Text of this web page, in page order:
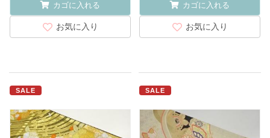
カゴに入れる
お気に入り
カゴに入れる
お気に入り
SALE SALE